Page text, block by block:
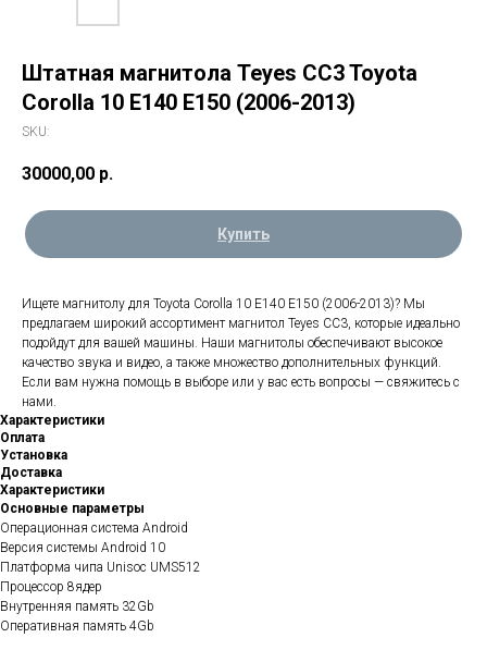
Штатная магнитола Teyes CC3 Toyota
Corolla 10 E140 E150 (2006-2013)
SKU:
30000,00 р.
Купить
Ищете магнитолу для Toyota Corolla 10 E140 E150 (2006-2013)? Мы
предлагаем широкий ассортимент магнитол Teyes CC3, которые идеально
подойдут для вашей машины. Наши магнитолы обеспечивают высокое
качество звука и видео, а также множество дополнительных функций.
Если вам нужна помощь в выборе или у вас есть вопросы — свяжитесь с
нами.
Характеристики
Оплата
Установка
Доставка
Характеристики
Основные параметры
Операционная система Android
Версия системы Android 10
Платформа чипа Unisoc UMS512
Процессор 8ядер
Внутренняя память 32Gb
Оперативная память 4Gb